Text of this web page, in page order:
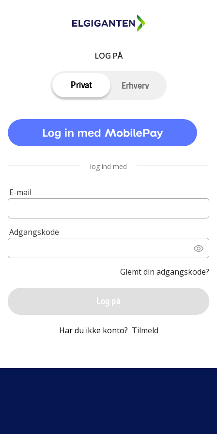
LOG PÅ
Privat Erhverv
log ind med
E-mail
Adgangskode
Glemt din adgangskode?
Log på
Har du ikke konto? Tilmeld